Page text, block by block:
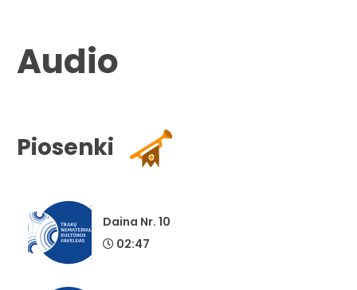
Audio
Piosenki
Daina Nr. 10
02:47